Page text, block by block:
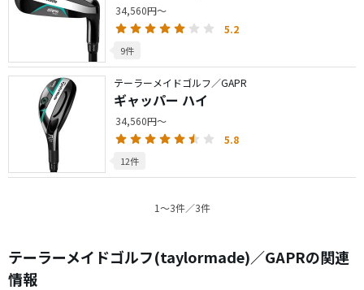
34,560円～
5.2
9件
テーラーメイドゴルフ／GAPR
ギャッパー ハイ
34,560円～
5.8
12件
1〜3件／3件
テーラーメイドゴルフ(taylormade)／GAPRの関連
情報